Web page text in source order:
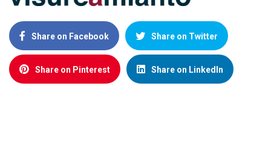
Share on Facebook Share on Twitter
Share on Pinterest Share on LinkedIn